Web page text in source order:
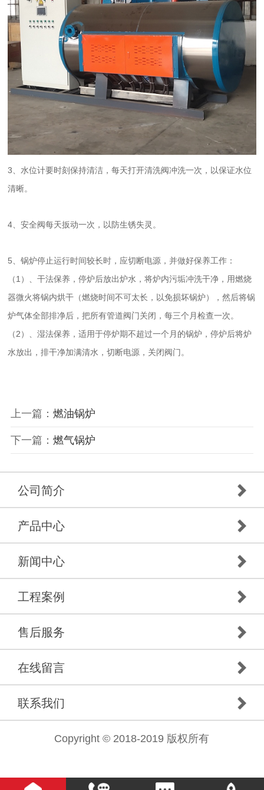
3、水位计要时刻保持清洁，每天打开清洗阀冲洗一次，以保证水位
清晰。
4、安全阀每天扳动一次，以防生锈失灵。
5、锅炉停止运行时间较长时，应切断电源，并做好保养工作：
（1）、干法保养，停炉后放出炉水，将炉内污垢冲洗干净，用燃烧
器微火将锅内烘干（燃烧时间不可太长，以免损坏锅炉），然后将锅
炉气体全部排净后，把所有管道阀门关闭，每三个月检查一次。
（2）、湿法保养，适用于停炉期不超过一个月的锅炉，停炉后将炉
水放出，排干净加满清水，切断电源，关闭阀门。
上一篇： 燃油锅炉
下一篇： 燃气锅炉
公司简介
产品中心
新闻中心
工程案例
售后服务
在线留言
联系我们
Copyright © 2018-2019 版权所有